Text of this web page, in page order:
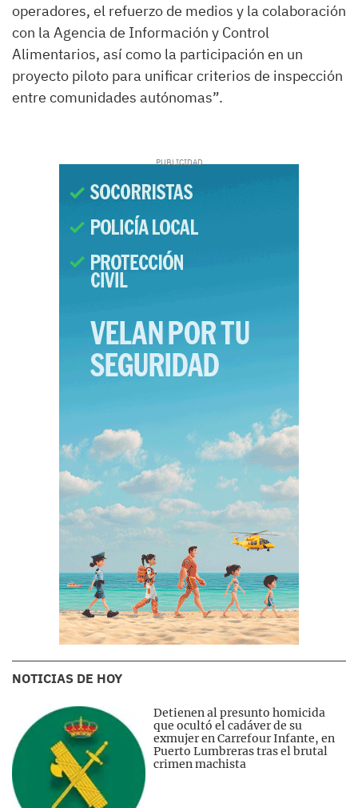
operadores, el refuerzo de medios y la colaboración
con la Agencia de Información y Control
Alimentarios, así como la participación en un
proyecto piloto para unificar criterios de inspección
entre comunidades autónomas”.
NOTICIAS DE HOY
Detienen al presunto homicida
que ocultó el cadáver de su
exmujer en Carrefour Infante, en
Puerto Lumbreras tras el brutal
crimen machista